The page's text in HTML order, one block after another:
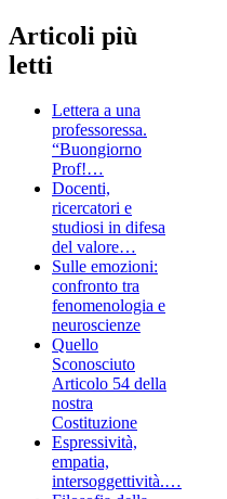
Articoli più
letti
Lettera a una
professoressa.
“Buongiorno
Prof!…
Docenti,
ricercatori e
studiosi in difesa
del valore…
Sulle emozioni:
confronto tra
fenomenologia e
neuroscienze
Quello
Sconosciuto
Articolo 54 della
nostra
Costituzione
Espressività,
empatia,
intersoggettività.…